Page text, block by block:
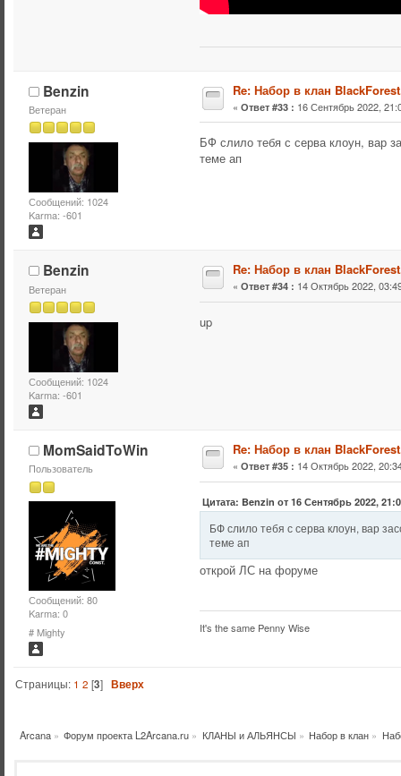
Benzin
Ветеран
Сообщений: 1024
Karma: -601
Re: Набор в клан
« Ответ #33 : 16 Сентябрь 2022,
БФ слило тебя с серва клоун, вар
теме ап
Benzin
Ветеран
Сообщений: 1024
Karma: -601
Re: Набор в клан
« Ответ #34 : 14 Октябрь 2022,
up
MomSaidToWin
Пользователь
Сообщений: 80
Karma: 0
# Mighty
Re: Набор в клан
« Ответ #35 : 14 Октябрь 2022,
Цитата: Benzin от 16 Сентябрь 2022,
БФ слило тебя с серва клоун, вар
теме ап
открой ЛС на форуме
It's the same Penny Wise
Страницы: 1 2 [3]Вверх
Arcana» Форум проекта L2Arcana.ru » КЛАНЫ и АЛЬЯНСЫ » Набор в клан »